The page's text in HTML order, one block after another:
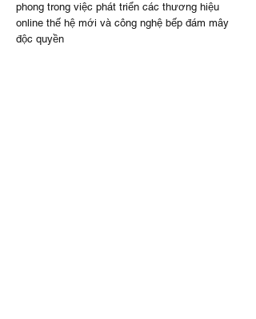
phong trong việc phát triển các thương hiệu
online thế hệ mới và công nghệ bếp đám mây
độc quyền